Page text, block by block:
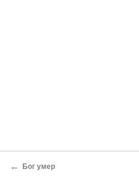
← Бог умер